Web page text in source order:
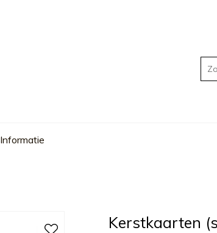
Informatie
Kerstkaarten